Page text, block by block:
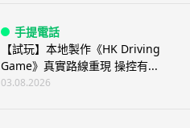
手提電話
【試玩】本地製作《HK Driving
Game》真實路線重現 操控有...
03.08.2026